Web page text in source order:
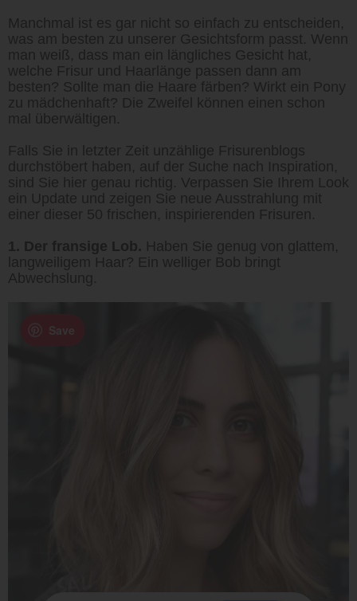
Manchmal ist es gar nicht so einfach zu entscheiden,
was am besten zu unserer Gesichtsform passt. Wenn
man weiß, dass man ein längliches Gesicht hat,
welche Frisur und Haarlänge passen dann am
besten? Sollte man die Haare färben? Wirkt ein Pony
zu mädchenhaft? Die Zweifel können einen schon
mal überwältigen.
Falls Sie in letzter Zeit unzählige Frisurenblogs
durchstöbert haben, auf der Suche nach Inspiration,
sind Sie hier genau richtig. Verpassen Sie Ihrem Look
ein Update und zeigen Sie neue Ausstrahlung mit
einer dieser 50 frischen, inspirierenden Frisuren.
1. Der fransige Lob. Haben Sie genug von glattem,
langweiligem Haar? Ein welliger Bob bringt
Abwechslung.
Save